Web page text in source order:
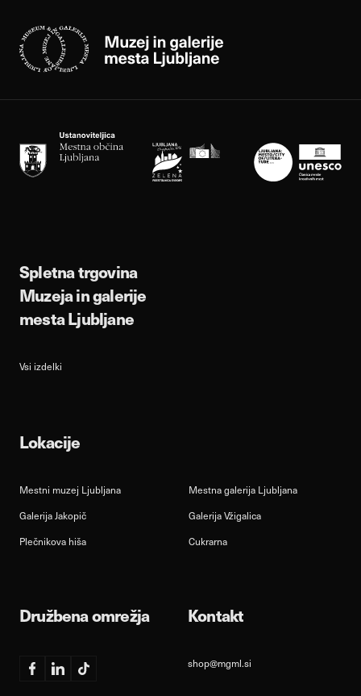
Spletna trgovina
Muzeja in galerije
mesta Ljubljane
Vsi izdelki
Lokacije
Mestni muzej Ljubljana
Mestna galerija Ljubljana
Galerija Jakopič
Galerija Vžigalica
Plečnikova hiša
Cukrarna
Družbena omrežja
Facebook
LinkedinTikTok
Kontakt
shop@mgml.si